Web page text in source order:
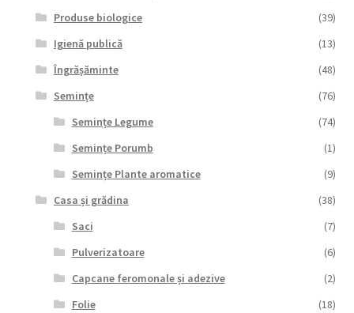
Produse biologice
(39)
Igienă publică
(13)
Îngrășăminte
(48)
Semințe
(76)
Semințe Legume
(74)
Semințe Porumb
(1)
Semințe Plante aromatice
(9)
Casa și grădina
(38)
Saci
(7)
Pulverizatoare
(6)
Capcane feromonale și adezive
(2)
Folie
(18)